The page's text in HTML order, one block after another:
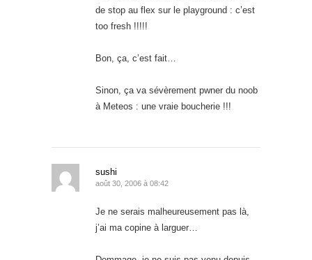
de stop au flex sur le playground : c’est
too fresh !!!!!
Bon, ça, c’est fait…
Sinon, ça va sévèrement pwner du noob
à Meteos : une vraie boucherie !!!
sushi
août 30, 2006 à 08:42
Je ne serais malheureusement pas là,
j’ai ma copine à larguer…